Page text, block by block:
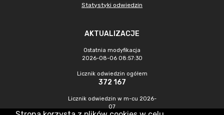
Statystyki odwiedzin
AKTUALIZACJE
Ostatnia modyfikacja
2026-08-06 08:57:30
Licznik odwiedzin ogółem
372 167
Licznik odwiedzin w m-cu 2026-
07